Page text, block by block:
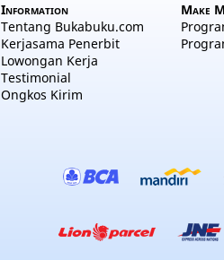
Information
Tentang Bukabuku.com
Kerjasama Penerbit
Lowongan Kerja
Testimonial
Ongkos Kirim
Make